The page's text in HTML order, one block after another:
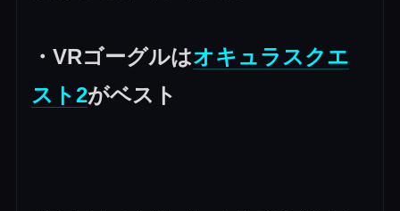
・VRゴーグルはオキュラスクエ
スト2がベスト